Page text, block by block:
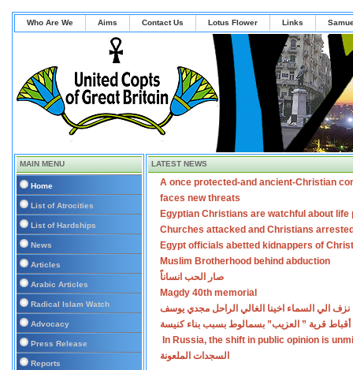
Who Are We Aims Contact Us Lotus Flower Links
MAIN MENU
Home
List of Atrocities
List of Hardships
News
Articles
Arabic Articles
Radical Islam Watch
Advocacy
Press Release
Reports
LATEST NEWS
A once protected-and ancient-Christian
faces new threats
Egyptian Christians are watchful about life
Churches attacked and Christians
Egypt officials abetted kidnappers of
Muslim Brotherhood behind abduction
صار الحب انساناً
Magdy 40th memorial
نزف الي السماء اخينا الغالي الراحل مجدي يوسف
أقباط قرية ” العزيب” بسمالوط بسبب بناء كنيسة
In Russia, the shift in public opinion is
السجدات الملعونة